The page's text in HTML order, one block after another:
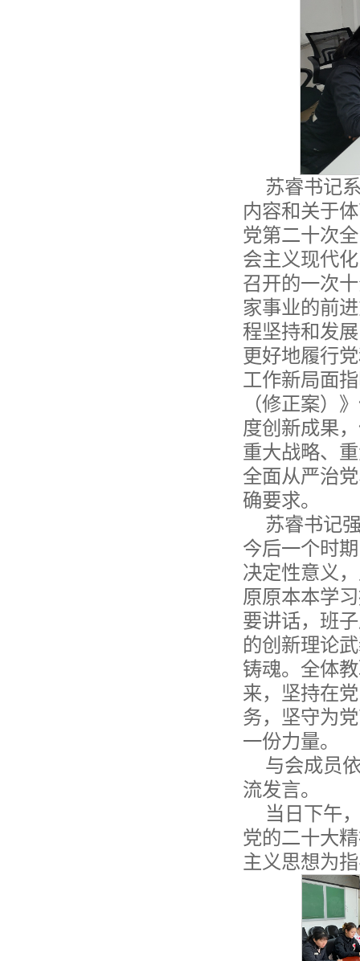
苏睿书记
内容和关于
党第二十次
会主义现代
召开的一次
家事业的前
程坚持和发
更好地履行
工作新局面
（修正案）
度创新成果
重大战略、
全面从严治
确要求。
苏睿书记
今后一个时
决定性意义
原原本本学
要讲话，班
的创新理论
铸魂。全体
来，坚持在
务，坚守为
一份力量。
与会成员
流发言。
当日下午
党的二十大
主义思想为